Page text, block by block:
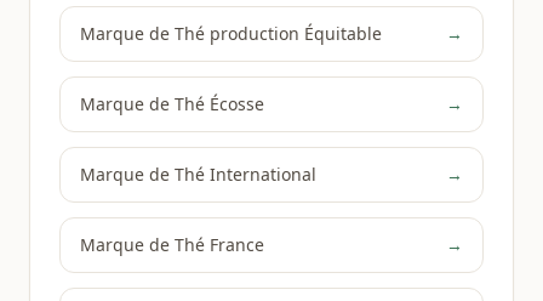
Marque de Thé production Équitable →
Marque de Thé Écosse →
Marque de Thé International →
Marque de Thé France →